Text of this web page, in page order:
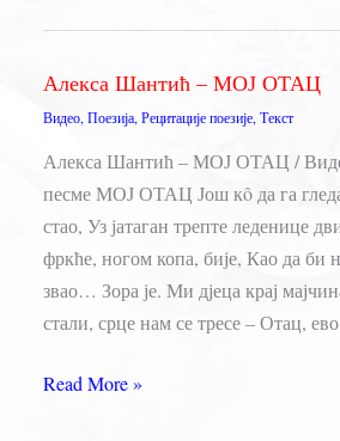
Шантић
Алекса Шантић – МОЈ ОТАЦ
Видео, Поезија, Рецитације поезије, Текст
Алекса Шантић – МОЈ ОТАЦ /
песме МОЈ ОТАЦ Још кô да га
стао, Уз јатаган трепте леденице
фркће, ногом копа, бије, Као да би
звао… Зора је. Ми дјеца крај
стали, срце нам се тресе – Отац,
Алекса
Read More »